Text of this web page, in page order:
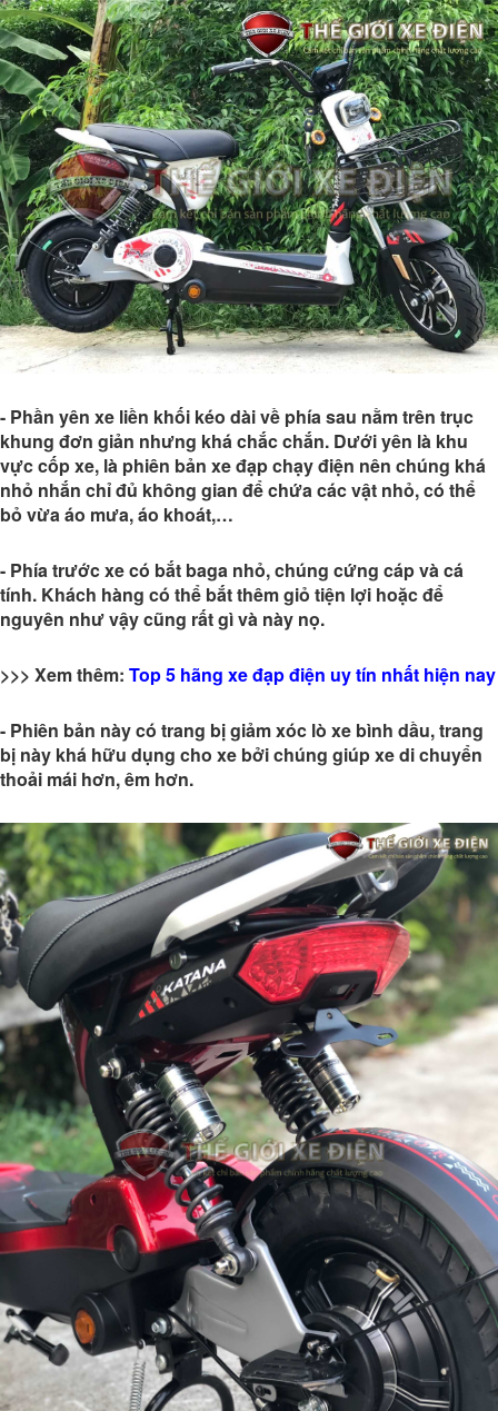
- Phần yên xe liền khối kéo dài về phía sau nằm trên trục
khung đơn giản nhưng khá chắc chắn. Dưới yên là khu
vực cốp xe, là phiên bản xe đạp chạy điện nên chúng khá
nhỏ nhắn chỉ đủ không gian để chứa các vật nhỏ, có thể
bỏ vừa áo mưa, áo khoát,…
- Phía trước xe có bắt baga nhỏ, chúng cứng cáp và cá
tính. Khách hàng có thể bắt thêm giỏ tiện lợi hoặc để
nguyên như vậy cũng rất gì và này nọ.
>>> Xem thêm: Top 5 hãng xe đạp điện uy tín nhất hiện nay
- Phiên bản này có trang bị giảm xóc lò xe bình dầu, trang
bị này khá hữu dụng cho xe bởi chúng giúp xe di chuyển
thoải mái hơn, êm hơn.